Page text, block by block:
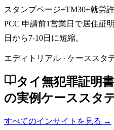
スタンプページ+TM30+就労
PCC 申請前1営業日で居住証
日から7-10日に短縮。
エディトリアル · ケーススタ
タイ無犯罪証明
の実例ケーススタ
すべてのインサイトを見る →